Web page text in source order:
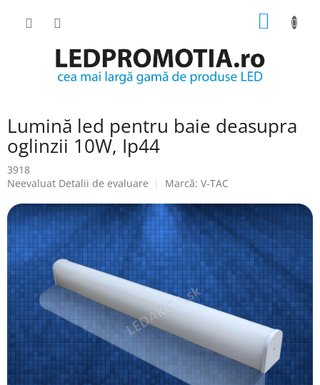
COŞ
Lumină led pentru baie deasupra
oglinzii 10W, Ip44
3918
Evaluarea
a
produsului
este
0.0
din
5
stele.
Neevaluat Detalii de evaluare Marcă: V-TAC